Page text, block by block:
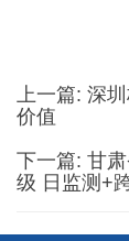
上一篇: 深
价值
下一篇: 甘
级 日监测+